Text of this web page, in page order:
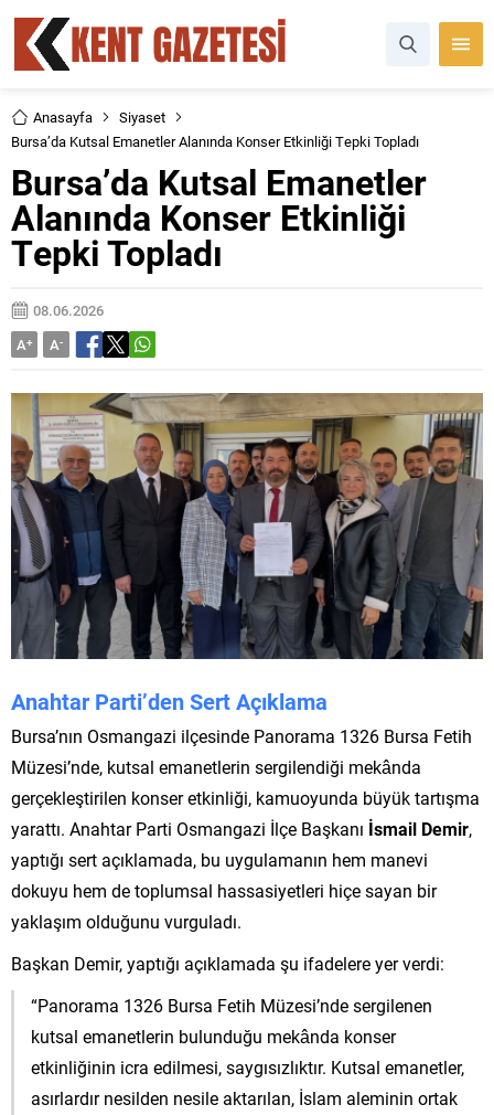
Anasayfa
Siyaset
Bursa’da Kutsal Emanetler Alanında Konser Etkinliği Tepki Topladı
Bursa’da Kutsal Emanetler
Alanında Konser Etkinliği
Tepki Topladı
08.06.2026
A+ A-
Anahtar Parti’den Sert Açıklama
Bursa’nın Osmangazi ilçesinde Panorama 1326 Bursa Fetih
Müzesi’nde, kutsal emanetlerin sergilendiği mekânda
gerçekleştirilen konser etkinliği, kamuoyunda büyük tartışma
yarattı. Anahtar Parti Osmangazi İlçe Başkanı İsmail Demir,
yaptığı sert açıklamada, bu uygulamanın hem manevi
dokuyu hem de toplumsal hassasiyetleri hiçe sayan bir
yaklaşım olduğunu vurguladı.
Başkan Demir, yaptığı açıklamada şu ifadelere yer verdi:
“Panorama 1326 Bursa Fetih Müzesi’nde sergilenen
kutsal emanetlerin bulunduğu mekânda konser
etkinliğinin icra edilmesi, saygısızlıktır. Kutsal emanetler,
asırlardır nesilden nesile aktarılan, İslam aleminin ortak